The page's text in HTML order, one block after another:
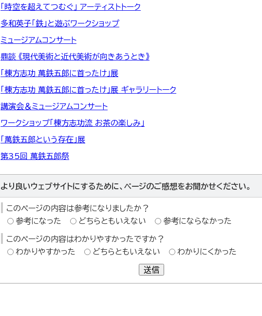
「時空を超えてつむぐ」 アーティストトーク
多和英子「鉄」と遊ぶワークショップ
ミュージアムコンサート
鼎談 《現代美術と近代美術が向きあうとき》
「棟方志功 萬鉄五郎に首ったけ」展
「棟方志功 萬鉄五郎に首ったけ」展 ギャラリートーク
講演会＆ミュージアムコンサート
ワークショップ「棟方志功流 お茶の楽しみ」
「萬鉄五郎という存在」展
第35回 萬鉄五郎祭
より良いウェブサイトにするために、ページのご感想をお聞かせください。
このページの内容は参考になりましたか？
参考になった
どちらともいえない 参考にならなかった
このページの内容はわかりやすかったですか？
わかりやすかった
どちらともいえない わかりにくかった
送信